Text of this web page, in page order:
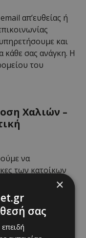
απ’ευθείας ή
και
κάθε σας ανάγκη. Η
του
Χαλιών –
να
των κατοίκων
με δωρεάν
ραντεβού,
περιοχή να σας
×
σας